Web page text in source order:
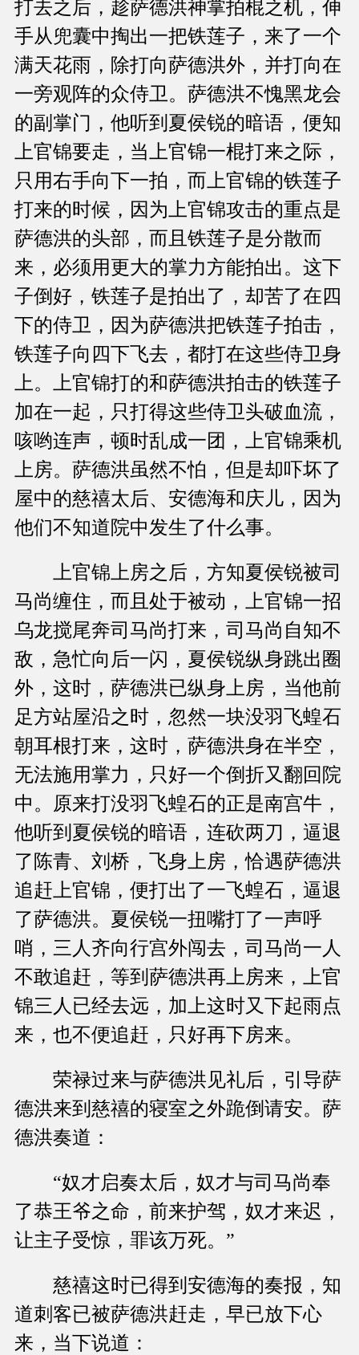
打去之后，趁萨德洪神掌拍棍之机，伸
手从兜囊中掏出一把铁莲子，来了一个
满天花雨，除打向萨德洪外，并打向在
一旁观阵的众侍卫。萨德洪不愧黑龙会
的副掌门，他听到夏侯锐的暗语，便知
上官锦要走，当上官锦一棍打来之际，
只用右手向下一拍，而上官锦的铁莲子
打来的时候，因为上官锦攻击的重点是
萨德洪的头部，而且铁莲子是分散而
来，必须用更大的掌力方能拍出。这下
子倒好，铁莲子是拍出了，却苦了在四
下的侍卫，因为萨德洪把铁莲子拍击，
铁莲子向四下飞去，都打在这些侍卫身
上。上官锦打的和萨德洪拍击的铁莲子
加在一起，只打得这些侍卫头破血流，
咳哟连声，顿时乱成一团，上官锦乘机
上房。萨德洪虽然不怕，但是却吓坏了
屋中的慈禧太后、安德海和庆儿，因为
他们不知道院中发生了什么事。
上官锦上房之后，方知夏侯锐被司
马尚缠住，而且处于被动，上官锦一招
乌龙搅尾奔司马尚打来，司马尚自知不
敌，急忙向后一闪，夏侯锐纵身跳出圈
外，这时，萨德洪已纵身上房，当他前
足方站屋沿之时，忽然一块没羽飞蝗石
朝耳根打来，这时，萨德洪身在半空，
无法施用掌力，只好一个倒折又翻回院
中。原来打没羽飞蝗石的正是南宫牛，
他听到夏侯锐的暗语，连砍两刀，逼退
了陈青、刘桥，飞身上房，恰遇萨德洪
追赶上官锦，便打出了一飞蝗石，逼退
了萨德洪。夏侯锐一扭嘴打了一声呼
哨，三人齐向行宫外闯去，司马尚一人
不敢追赶，等到萨德洪再上房来，上官
锦三人已经去远，加上这时又下起雨点
来，也不便追赶，只好再下房来。
荣禄过来与萨德洪见礼后，引导萨
德洪来到慈禧的寝室之外跪倒请安。萨
德洪奏道：
“奴才启奏太后，奴才与司马尚奉
了恭王爷之命，前来护驾，奴才来迟，
让主子受惊，罪该万死。”
慈禧这时已得到安德海的奏报，知
道刺客已被萨德洪赶走，早已放下心
来，当下说道：